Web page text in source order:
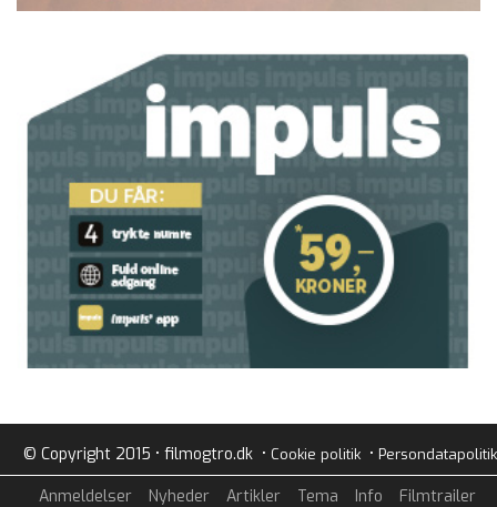
© Copyright 2015 • filmogtro.dk • Cookie politik• Persondatapolitik
Anmeldelser Nyheder Artikler Tema Info Filmtrailer